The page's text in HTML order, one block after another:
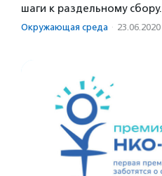
шаги к раздельному сбору.
Окружающая среда · 23.06.2020